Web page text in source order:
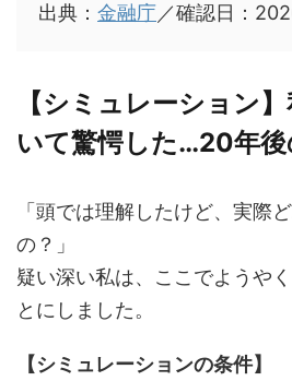
出典： 金融庁／確認日：
【シミュレーション
いて驚愕した…20年
「頭では理解したけど、実際
の？」
疑い深い私は、ここでようや
とにしました。
【シミュレーションの条件】